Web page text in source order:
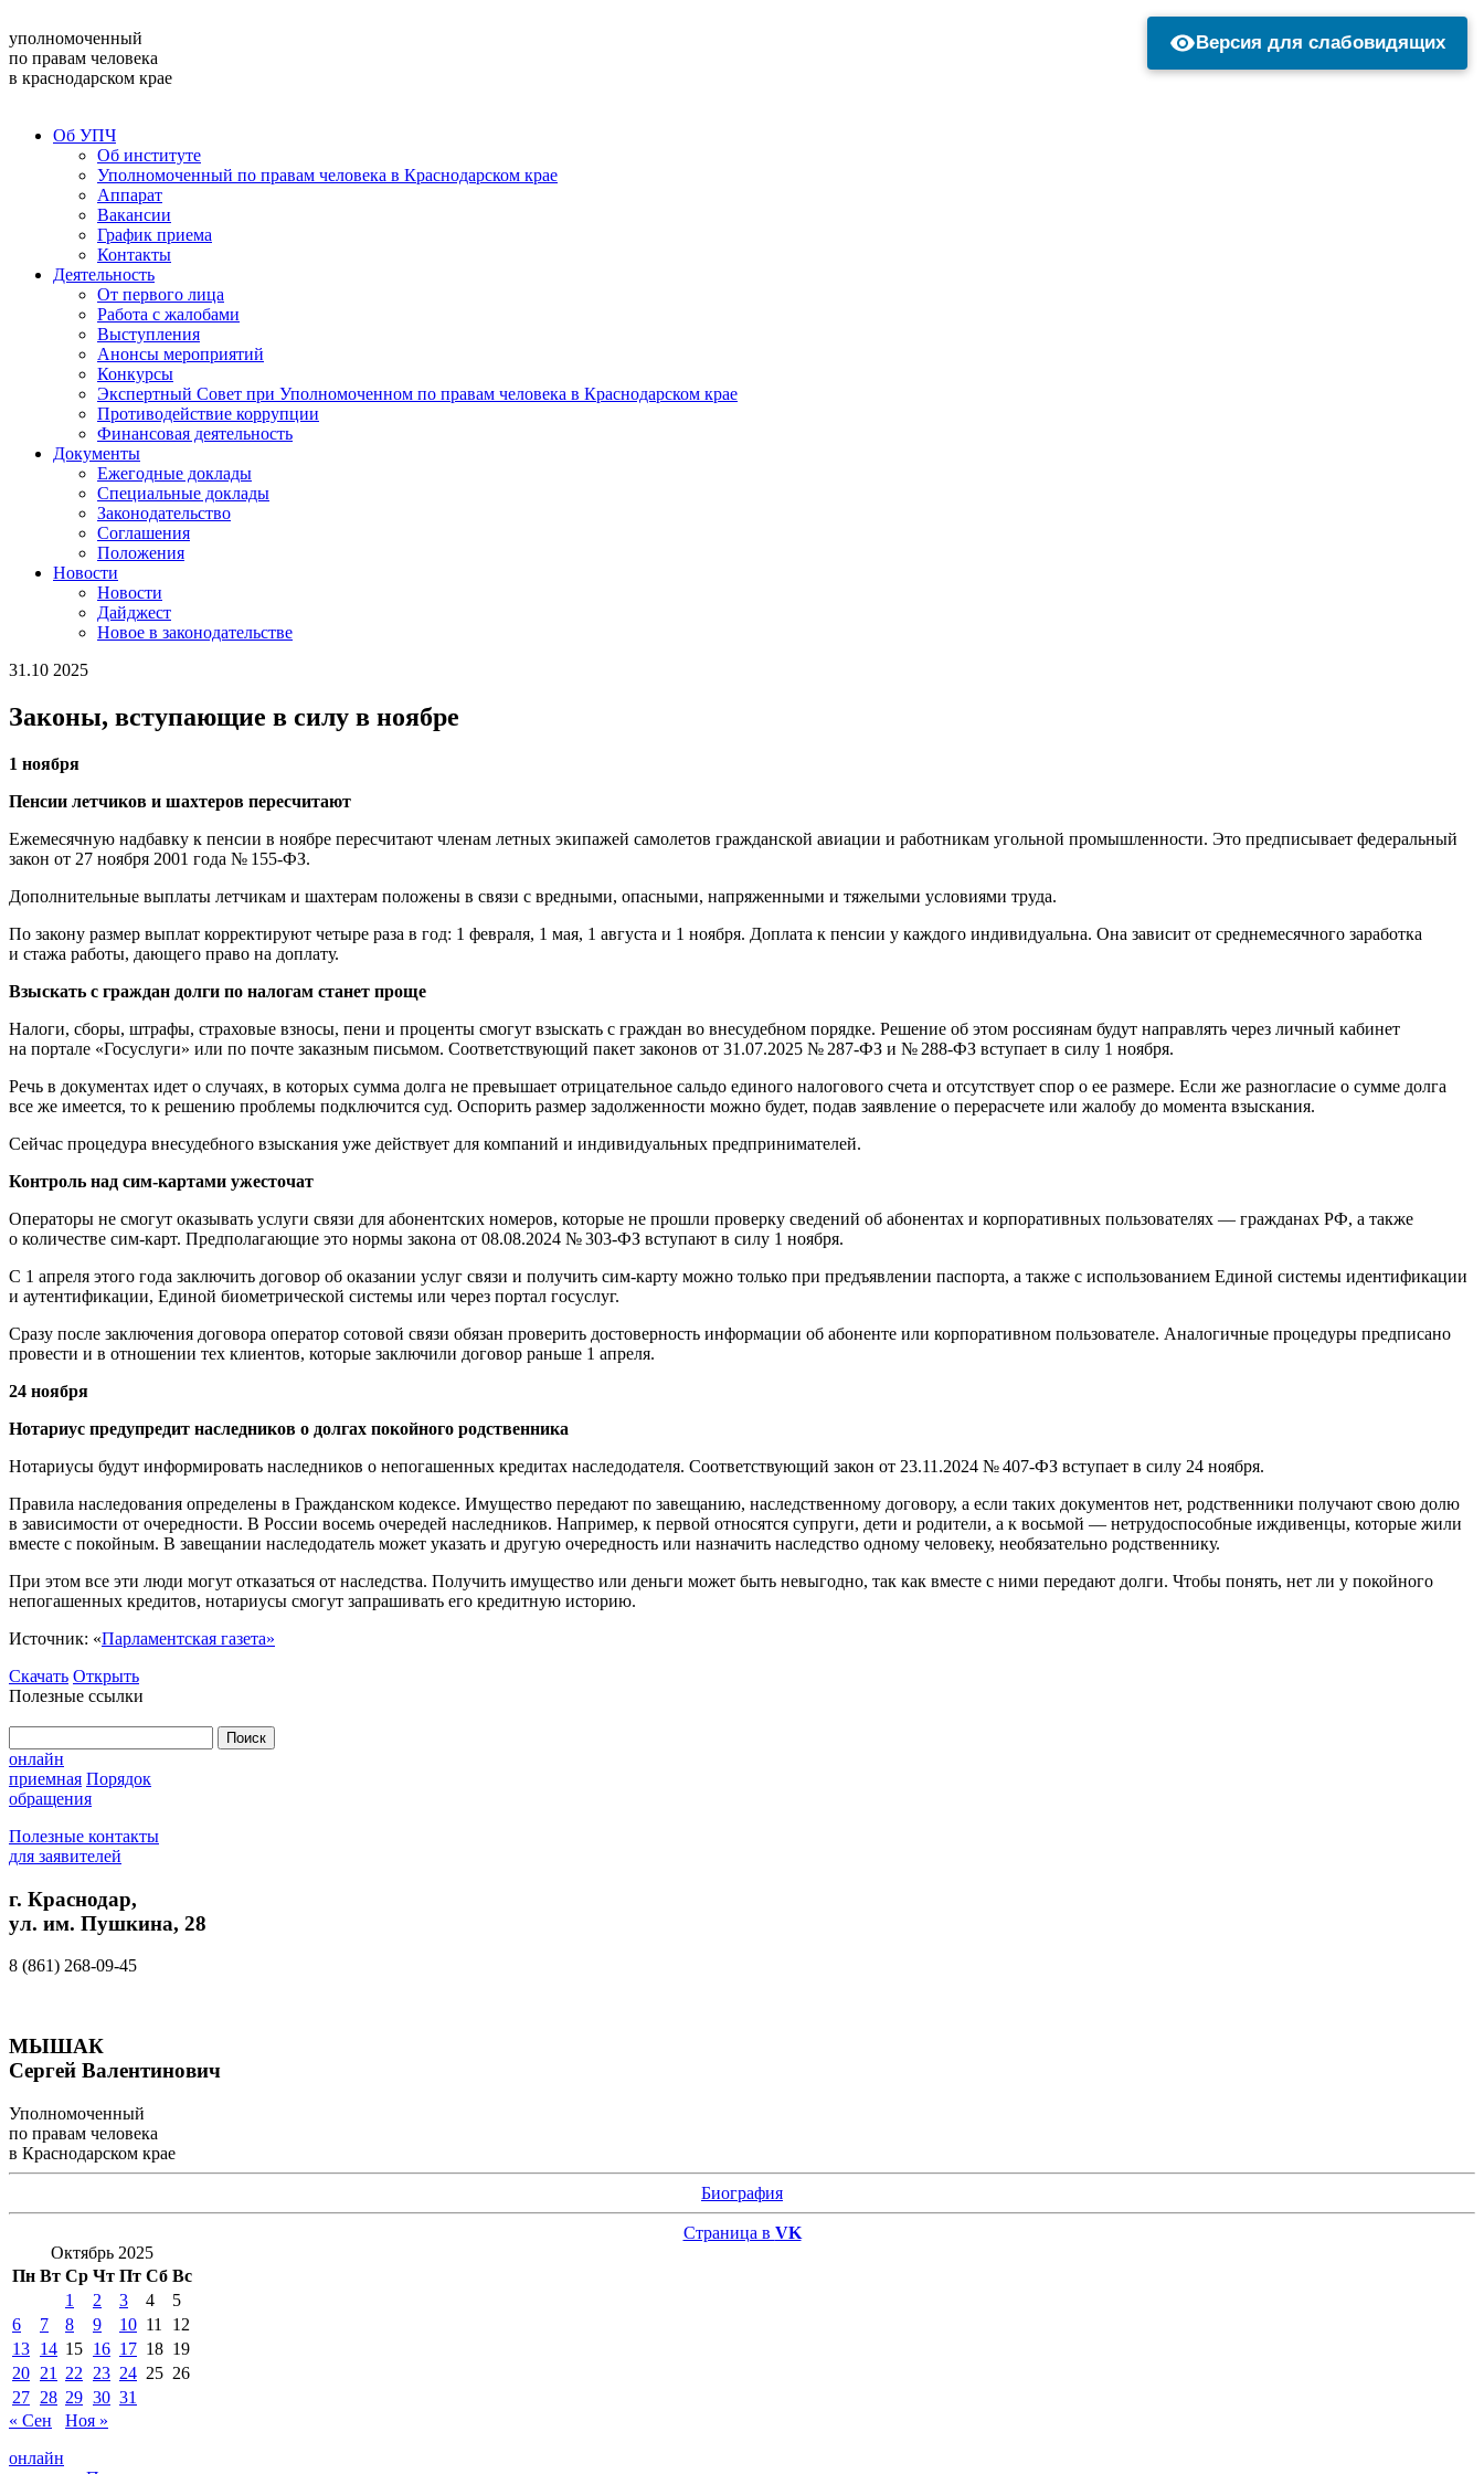
уполномоченный
по правам человека
в краснодарском крае
Об УПЧ
Об институте
Уполномоченный по правам человека в Краснодарском крае
Аппарат
Вакансии
График приема
Контакты
Деятельность
От первого лица
Работа с жалобами
Выступления
Анонсы мероприятий
Конкурсы
Экспертный Совет при Уполномоченном по правам человека в Краснодарском крае
Противодействие коррупции
Финансовая деятельность
Документы
Ежегодные доклады
Специальные доклады
Законодательство
Соглашения
Положения
Новости
Новости
Дайджест
Новое в законодательстве
31.10 2025
Законы, вступающие в силу в ноябре
1 ноября
Пенсии летчиков и шахтеров пересчитают
Ежемесячную надбавку к пенсии в ноябре пересчитают членам летных экипажей самолетов гражданской авиации и работникам угольной промышленности. Это предписывает федеральный
закон от 27 ноября 2001 года № 155-ФЗ.
Дополнительные выплаты летчикам и шахтерам положены в связи с вредными, опасными, напряженными и тяжелыми условиями труда.
По закону размер выплат корректируют четыре раза в год: 1 февраля, 1 мая, 1 августа и 1 ноября. Доплата к пенсии у каждого индивидуальна. Она зависит от среднемесячного заработка
и стажа работы, дающего право на доплату.
Взыскать с граждан долги по налогам станет проще
Налоги, сборы, штрафы, страховые взносы, пени и проценты смогут взыскать с граждан во внесудебном порядке. Решение об этом россиянам будут направлять через личный кабинет
на портале «Госуслуги» или по почте заказным письмом. Соответствующий пакет законов от 31.07.2025 № 287-ФЗ и № 288-ФЗ вступает в силу 1 ноября.
Речь в документах идет о случаях, в которых сумма долга не превышает отрицательное сальдо единого налогового счета и отсутствует спор о ее размере. Если же разногласие о сумме долга
все же имеется, то к решению проблемы подключится суд. Оспорить размер задолженности можно будет, подав заявление о перерасчете или жалобу до момента взыскания.
Сейчас процедура внесудебного взыскания уже действует для компаний и индивидуальных предпринимателей.
Контроль над сим-картами ужесточат
Операторы не смогут оказывать услуги связи для абонентских номеров, которые не прошли проверку сведений об абонентах и корпоративных пользователях — гражданах РФ, а также
о количестве сим-карт. Предполагающие это нормы закона от 08.08.2024 № 303-ФЗ вступают в силу 1 ноября.
С 1 апреля этого года заключить договор об оказании услуг связи и получить сим-карту можно только при предъявлении паспорта, а также с использованием Единой системы идентификации
и аутентификации, Единой биометрической системы или через портал госуслуг.
Сразу после заключения договора оператор сотовой связи обязан проверить достоверность информации об абоненте или корпоративном пользователе. Аналогичные процедуры предписано
провести и в отношении тех клиентов, которые заключили договор раньше 1 апреля.
24 ноября
Нотариус предупредит наследников о долгах покойного родственника
Нотариусы будут информировать наследников о непогашенных кредитах наследодателя. Соответствующий закон от 23.11.2024 № 407-ФЗ вступает в силу 24 ноября.
Правила наследования определены в Гражданском кодексе. Имущество передают по завещанию, наследственному договору, а если таких документов нет, родственники получают свою долю
в зависимости от очередности. В России восемь очередей наследников. Например, к первой относятся супруги, дети и родители, а к восьмой — нетрудоспособные иждивенцы, которые жили
вместе с покойным. В завещании наследодатель может указать и другую очередность или назначить наследство одному человеку, необязательно родственнику.
При этом все эти люди могут отказаться от наследства. Получить имущество или деньги может быть невыгодно, так как вместе с ними передают долги. Чтобы понять, нет ли у покойного
непогашенных кредитов, нотариусы смогут запрашивать его кредитную историю.
Источник: «Парламентская газета»
Скачать Открыть
Полезные ссылки
онлайн
приемная Порядок
обращения
Полезные контакты
для заявителей
г. Краснодар,
ул. им. Пушкина, 28
8 (861) 268-09-45
МЫШАК
Сергей Валентинович
Уполномоченный
по правам человека
в Краснодарском крае
Биография
Страница в VK
Октябрь 2025
Пн Вт Ср Чт Пт Сб Вс
1
2 3 4
5
6
7 8 9 10 11
12
13 14 15 16 17 18 19
20 21 22 23 24 25 26
27 28 29 30 31
« Сен
Ноя »
онлайн
Версия для слабовидящих